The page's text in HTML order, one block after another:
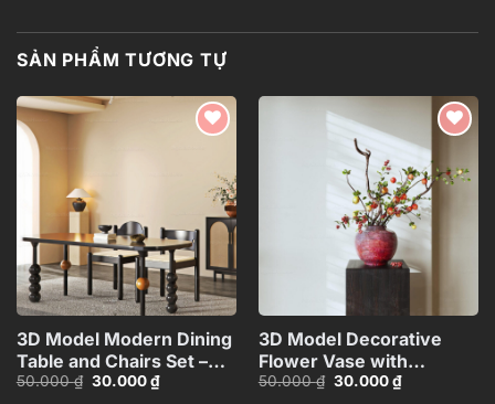
SẢN PHẨM TƯƠNG TỰ
3D Model Modern Dining
Table and Chairs Set –
3ds Max_115760988
50.000₫ Giá
30.000₫Giá
hiện
Add to
wishlist
3D Model Decorative
Flower Vase with
Branches – 3ds
50.000₫ Giá
30.000₫Giá
hiện